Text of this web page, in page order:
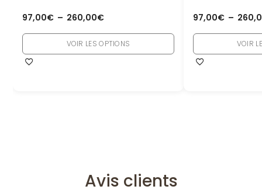
97,00€ – 260,00€
VOIR LES OPTIONS
97,00€ –
VOIR
Avis clients